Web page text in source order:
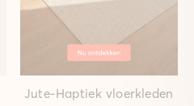
Jute-Haptiek vloerkleden